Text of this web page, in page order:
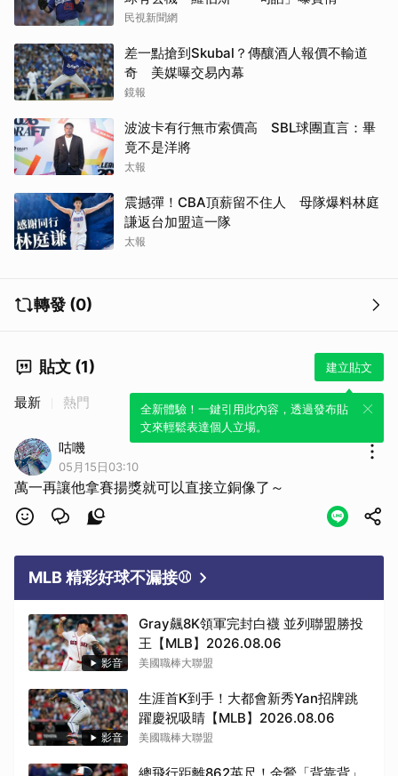
民視新聞網
差一點搶到Skubal？傳釀酒人報價不輸道
奇 美媒曝交易內幕
鏡報
波波卡有行無市索價高 SBL球團直言：畢
竟不是洋將
太報
震撼彈！CBA頂薪留不住人 母隊爆料林庭
謙返台加盟這一隊
太報
轉發 (0)
貼文 (1) 建立貼文
全新體驗！一鍵引用此內容，透過發布貼
文來輕鬆表達個人立場。
最新 熱門
咕嘰
05月15日03:10
萬一再讓他拿賽揚獎就可以直接立銅像了～
MLB 精彩好球不漏接⚾
影音
Gray飆8K領軍完封白襪 並列聯盟勝投
王【MLB】2026.08.06
美國職棒大聯盟
影音
生涯首K到手！大都會新秀Yan招牌跳
躍慶祝吸睛【MLB】2026.08.06
美國職棒大聯盟
總飛行距離862英尺！金鶯「背靠背」